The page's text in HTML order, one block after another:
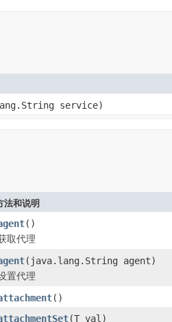
service)
法和说明
()
取代理
(java.lang.String agent)
置代理
()
(T val)